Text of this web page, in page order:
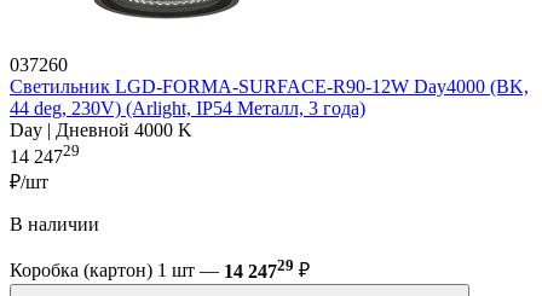
037260
Светильник LGD-FORMA-SURFACE-R90-12W Day4000 (BK,
44 deg, 230V) (Arlight, IP54 Металл, 3 года)
Day | Дневной 4000 K
14 24729
₽/шт
В наличии
Коробка (картон) 1 шт — 14 24729 ₽